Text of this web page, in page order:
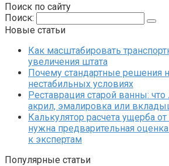
Поиск по сайту
Поиск:
Новые статьи
Как масштабировать
увеличения штата
Почему стандартные решения
нестабильных условиях
Реставрация старой ванны:
акрил, эмалировка или
Калькулятор расчета ущерба
нужна предварительная
к экспертам
Популярные статьи